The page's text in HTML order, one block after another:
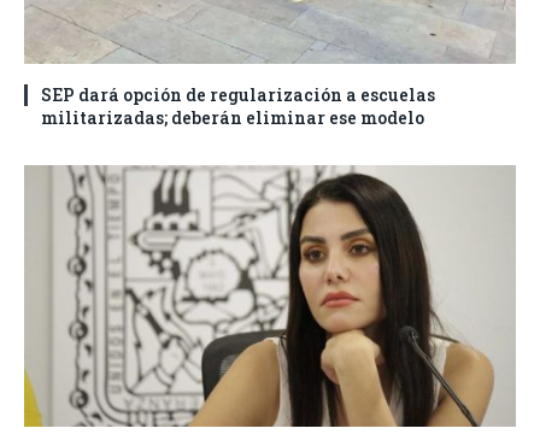
SEP dará opción de regularización a escuelas
militarizadas; deberán eliminar ese modelo